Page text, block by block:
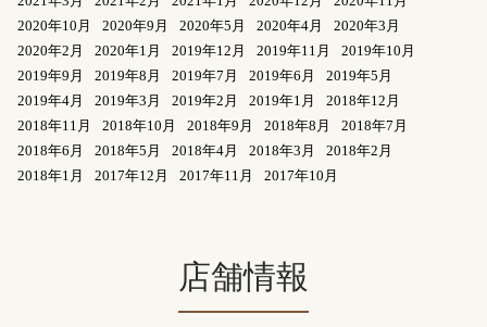
2020年10月
2020年9月 2020年5月 2020年4月
2020年3月
2020年2月
2020年1月 2019年12月 2019年11月
2019年10月
2019年9月
2019年8月 2019年7月 2019年6月
2019年5月
2019年4月
2019年3月 2019年2月 2019年1月
2018年12月
2018年11月
2018年10月 2018年9月 2018年8月
2018年7月
2018年6月
2018年5月 2018年4月 2018年3月
2018年2月
2018年1月
2017年12月 2017年11月 2017年10月
店舗情報